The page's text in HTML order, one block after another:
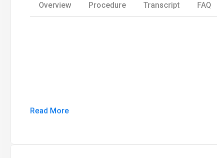
Overview Procedure Transcript FAQ
Read More